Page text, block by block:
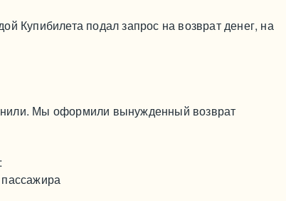
Купибилета подал запрос на возврат денег, на
Мы оформили вынужденный возврат